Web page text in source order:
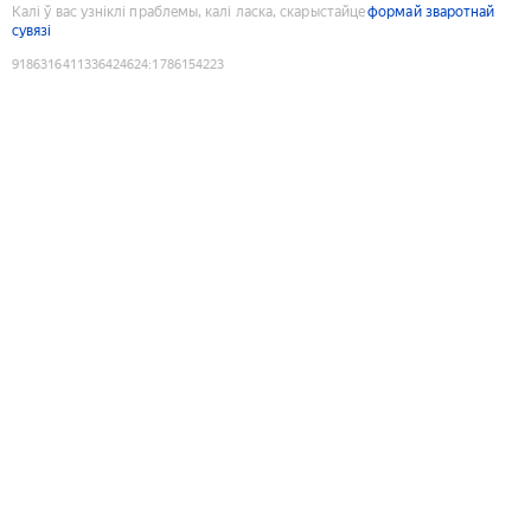
Калі ў вас узніклі праблемы, калі ласка, скарыстайцеформай зваротнай
сувязі
9186316411336424624:1786154223